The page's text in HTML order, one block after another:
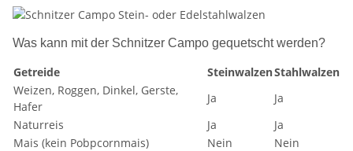
Was kann mit der Schnitzer Campo gequetscht werden?
Getreide SteinwalzenStahlwalzen
Weizen, Roggen, Dinkel, Gerste,
Hafer
Ja
Ja
Naturreis
Ja
Ja
Mais (kein Pobpcornmais)
Nein
Nein